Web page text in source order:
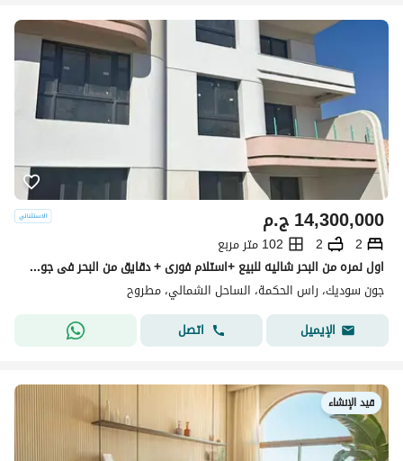
ج.م14,300,000
2
2
102 متر مربع
اول نمره من البحر شاليه للبيع +استلام فورى + دقايق من البحر فى جون _ june فى اميز لوكيشن فى راس الحكمه بجوار كالى كوست وسوان ليك بخصم كاش
جون سوديك، راس الحكمة، الساحل الشمالي، مطروح
الإيميل
اتصل
قيد الإنشاء